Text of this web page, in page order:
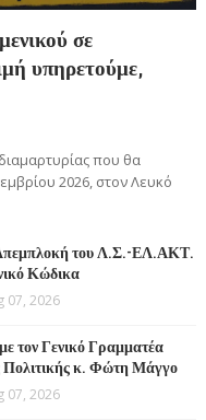
σε
υπηρετούμε,
που θα
2026, στον Λευκό
Απεμπλοκή του Λ.Σ.-ΕΛ.ΑΚΤ.
Κώδικα
07, 2026
τον Γενικό Γραμματέα
Πολιτικής κ. Φώτη Μάγγο
07, 2026